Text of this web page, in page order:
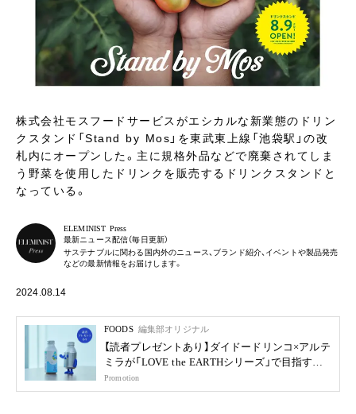
株式会社モスフードサービスがエシカルな新業態のドリン
クスタンド「Stand by Mos」を東武東上線「池袋駅」の改
札内にオープンした。主に規格外品などで廃棄されてしま
う野菜を使用したドリンクを販売するドリンクスタンドと
なっている。
ELEMINIST Press
最新ニュース配信（毎日更新）
サステナブルに関わる国内外のニュース、ブランド紹介、イベントや製品発売
などの最新情報をお届けします。
2024.08.14
FOODS 編集部オリジナル
【読者プレゼントあり】ダイドードリンコ×アルテ
ミラが「LOVE the EARTHシリーズ」で目指す未
来
Promotion